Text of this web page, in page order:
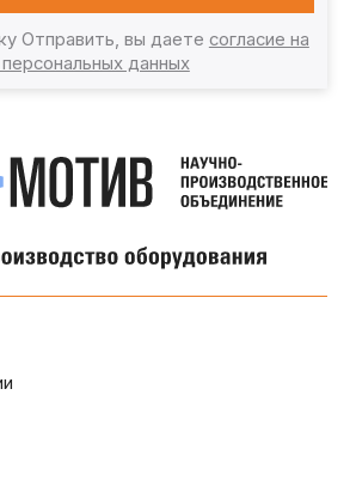
Отправить, вы даете согласие на
данных